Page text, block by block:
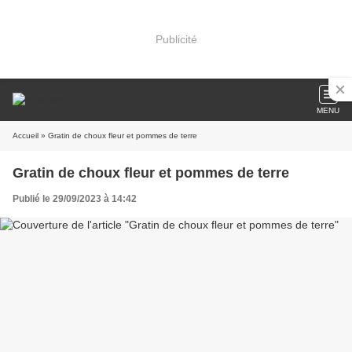
Publicité
MENU
Accueil » Gratin de choux fleur et pommes de terre
Gratin de choux fleur et pommes de terre
Publié le 29/09/2023 à 14:42